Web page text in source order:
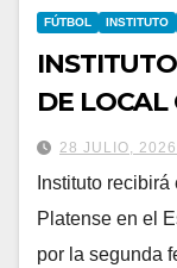
FÚTBOL INSTITUTO
DE LOCAL
28 JULIO, 2026
Instituto
Platense en el
por la segunda